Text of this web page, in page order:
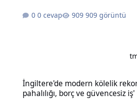
0 cevap 909 görüntü
İngiltere'de modern kölelik rekor
pahalılığı, borç ve güvencesiz iş'